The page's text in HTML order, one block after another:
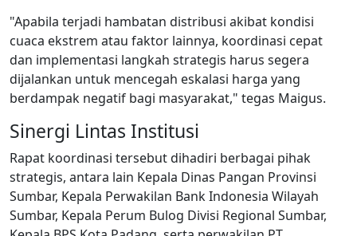
"Apabila terjadi hambatan distribusi akibat kondisi
cuaca ekstrem atau faktor lainnya, koordinasi cepat
dan implementasi langkah strategis harus segera
dijalankan untuk mencegah eskalasi harga yang
berdampak negatif bagi masyarakat," tegas Maigus.
Sinergi Lintas Institusi
Rapat koordinasi tersebut dihadiri berbagai pihak
strategis, antara lain Kepala Dinas Pangan Provinsi
Sumbar, Kepala Perwakilan Bank Indonesia Wilayah
Sumbar, Kepala Perum Bulog Divisi Regional Sumbar,